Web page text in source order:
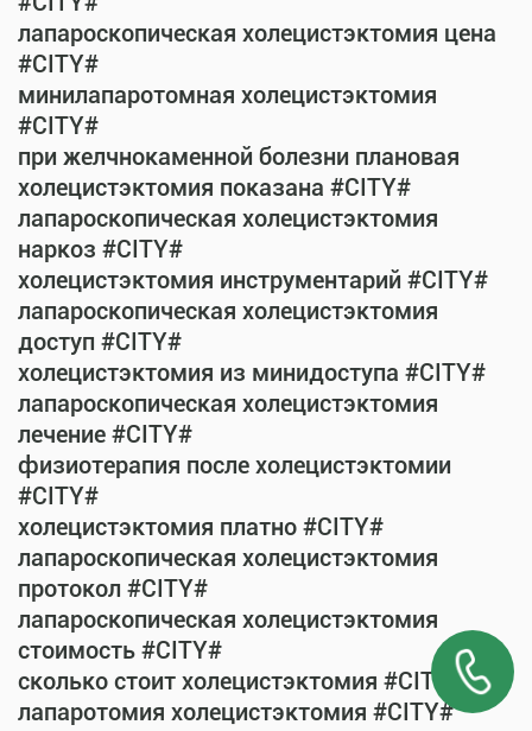
лапароскопическая холецистэктомия цена
#CITY#
минилапаротомная холецистэктомия
#CITY#
при желчнокаменной болезни плановая
холецистэктомия показана #CITY#
лапароскопическая холецистэктомия
наркоз #CITY#
холецистэктомия инструментарий #CITY#
лапароскопическая холецистэктомия
доступ #CITY#
холецистэктомия из минидоступа #CITY#
лапароскопическая холецистэктомия
лечение #CITY#
физиотерапия после холецистэктомии
#CITY#
холецистэктомия платно #CITY#
лапароскопическая холецистэктомия
протокол #CITY#
лапароскопическая холецистэктомия
стоимость #CITY#
сколько стоит холецистэктомия #CITY#
лапаротомия холецистэктомия #CITY#